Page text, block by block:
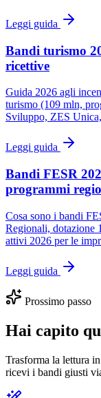
Leggi guida
Bandi turismo
ricettive
Guida 2026 agli
turismo (109 mln,
Sviluppo, ZES
Leggi guida
Bandi FESR
programmi
Cosa sono i bandi
Regionali, dotazione
attivi 2026 per le
Leggi guida
Prossimo passo
Hai capito
Trasforma la lettura
ricevi i bandi giusti